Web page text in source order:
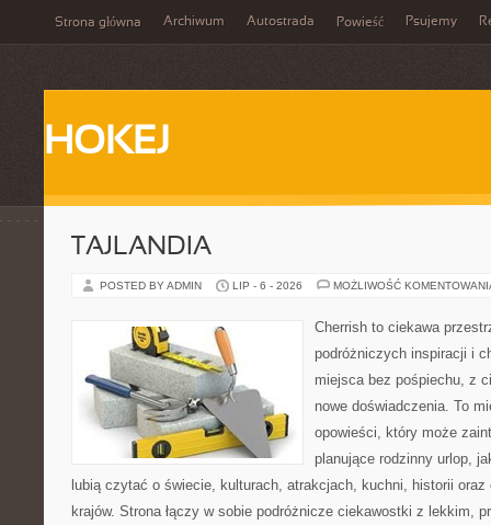
Strona główna Archiwum Autostrada Powieść Psujemy
HOKEJ
TAJLANDIA
POSTED BY ADMIN LIP - 6 - 2026 MOŻLIWOŚĆ
Cherrish to ciekawa
podróżniczych inspiracji i
miejsca bez pośpiechu, z
nowe doświadczenia. To
opowieści, który może
planujące rodzinny urlop,
lubią czytać o świecie, kulturach, atrakcjach, kuchni, historii
krajów. Strona łączy w sobie podróżnicze ciekawostki z lekkim,